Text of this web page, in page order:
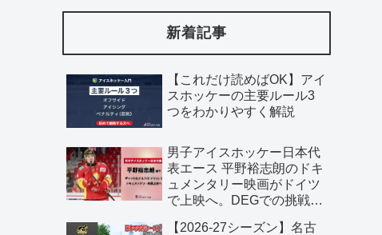
新着記事
【これだけ読めばOK】アイ
スホッケーの主要ルール3
つをわかりやすく解説
男子アイスホッケー日本代
表エース 平野裕志朗のドキ
ュメンタリー映画がドイツ
で上映へ。DEGでの挑戦に
【2026-27シーズン】名古